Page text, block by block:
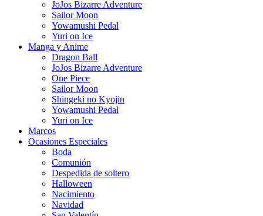
JoJos Bizarre Adventure
Sailor Moon
Yowamushi Pedal
Yuri on Ice
Manga y Anime
Dragon Ball
JoJos Bizarre Adventure
One Piece
Sailor Moon
Shingeki no Kyojin
Yowamushi Pedal
Yuri on Ice
Marcos
Ocasiones Especiales
Boda
Comunión
Despedida de soltero
Halloween
Nacimiento
Navidad